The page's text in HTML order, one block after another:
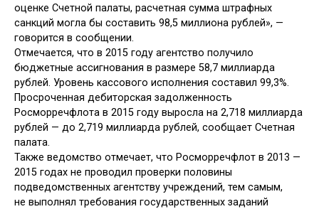
оценке Счетной палаты, расчетная сумма штрафных
санкций могла бы составить 98,5 миллиона рублей», —
говорится в сообщении.
Отмечается, что в 2015 году агентство получило
бюджетные ассигнования в размере 58,7 миллиарда
рублей. Уровень кассового исполнения составил 99,3%.
Просроченная дебиторская задолженность
Росморречфлота в 2015 году выросла на 2,718 миллиарда
рублей — до 2,719 миллиарда рублей, сообщает Счетная
палата.
Также ведомство отмечает, что Росморречфлот в 2013 —
2015 годах не проводил проверки половины
подведомственных агентству учреждений, тем самым,
не выполнял требования государственных заданий